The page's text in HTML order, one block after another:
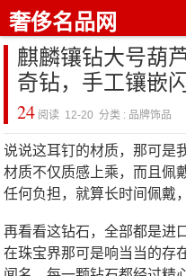
奢侈名品网
麒麟镶钻大号葫
奇钻，手工镶嵌
24 阅读 12-20 分类 : 品牌饰品
说说这耳钉的材质，那可是
材质不仅质感上乘，而且佩
任何负担，就算长时间佩戴
再看看这钻石，全部都是进
在珠宝界那可是响当当的存